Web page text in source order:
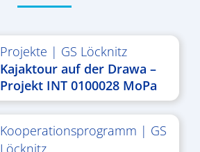
Projekte | GS Löcknitz
Kajaktour auf der Drawa –
Projekt INT 0100028 MoPa
Kooperationsprogramm | GS
Löcknitz